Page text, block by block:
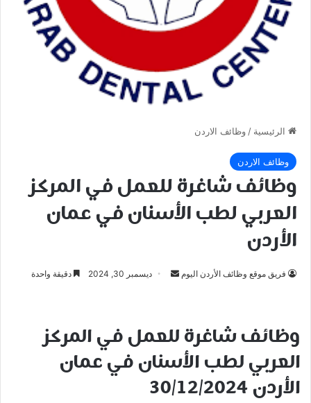
الرئيسية /وظائف الاردن
وظائف الاردن
وظائف شاغرة للعمل في المركز
العربي لطب الأسنان في عمان
الأردن
فريق موقع وظائف الأردن اليوم
أرسل ديسمبر 30, 2024 دقيقة واحدة
وظائف شاغرة للعمل في المركز
العربي لطب الأسنان في عمان
الأردن 30/12/2024